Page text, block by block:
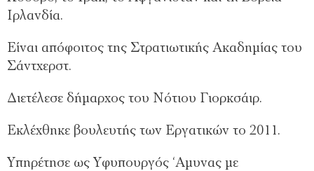
Ιρλανδία.
Είναι απόφοιτος της Στρατιωτικής Ακαδημίας του
Σάντχερστ.
Διετέλεσε δήμαρχος του Νότιου Γιορκσάιρ.
Εκλέχθηκε βουλευτής των Εργατικών το 2011.
Υπηρέτησε ως Υφυπουργός ‘Αμυνας με